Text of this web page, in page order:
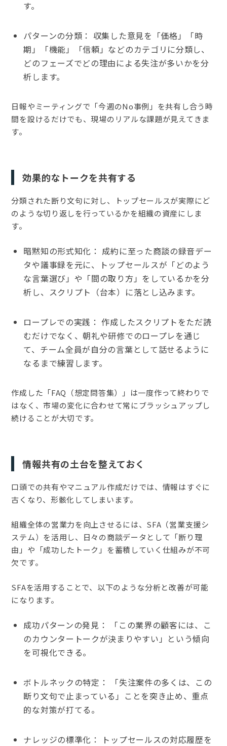
す。
パターンの分類： 収集した意見を「価格」「時
期」「機能」「信頼」などのカテゴリに分類し、
どのフェーズでどの理由による失注が多いかを分
析します。
日報やミーティングで「今週のNo事例」を共有し合う時
間を設けるだけでも、現場のリアルな課題が見えてきま
す。
効果的なトークを共有する
分類された断り文句に対し、トップセールスが実際にど
のような切り返しを行っているかを組織の資産にしま
す。
暗黙知の形式知化： 成約に至った商談の録音デー
タや議事録を元に、トップセールスが「どのよう
な言葉選び」や「間の取り方」をしているかを分
析し、スクリプト（台本）に落とし込みます。
ロープレでの実践： 作成したスクリプトをただ読
むだけでなく、朝礼や研修でのロープレを通じ
て、チーム全員が自分の言葉として話せるように
なるまで練習します。
作成した「FAQ（想定問答集）」は一度作って終わりで
はなく、市場の変化に合わせて常にブラッシュアップし
続けることが大切です。
情報共有の土台を整えておく
口頭での共有やマニュアル作成だけでは、情報はすぐに
古くなり、形骸化してしまいます。
組織全体の営業力を向上させるには、SFA（営業支援シ
ステム）を活用し、日々の商談データとして「断り理
由」や「成功したトーク」を蓄積していく仕組みが不可
欠です。
SFAを活用することで、以下のような分析と改善が可能
になります。
成功パターンの発見： 「この業界の顧客には、こ
のカウンタートークが決まりやすい」という傾向
を可視化できる。
ボトルネックの特定： 「失注案件の多くは、この
断り文句で止まっている」ことを突き止め、重点
的な対策が打てる。
ナレッジの標準化： トップセールスの対応履歴を